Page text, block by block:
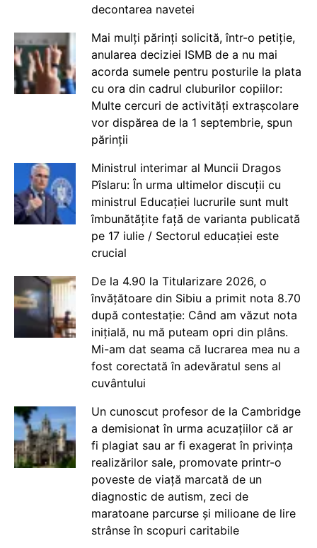
decontarea navetei
Mai mulți părinți solicită, într-o petiție,
anularea deciziei ISMB de a nu mai
acorda sumele pentru posturile la plata
cu ora din cadrul cluburilor copiilor:
Multe cercuri de activități extrașcolare
vor dispărea de la 1 septembrie, spun
părinții
Ministrul interimar al Muncii Dragos
Pîslaru: În urma ultimelor discuții cu
ministrul Educației lucrurile sunt mult
îmbunătățite față de varianta publicată
pe 17 iulie / Sectorul educației este
crucial
De la 4.90 la Titularizare 2026, o
învățătoare din Sibiu a primit nota 8.70
după contestație: Când am văzut nota
inițială, nu mă puteam opri din plâns.
Mi-am dat seama că lucrarea mea nu a
fost corectată în adevăratul sens al
cuvântului
Un cunoscut profesor de la Cambridge
a demisionat în urma acuzațiilor că ar
fi plagiat sau ar fi exagerat în privința
realizărilor sale, promovate printr-o
poveste de viață marcată de un
diagnostic de autism, zeci de
maratoane parcurse și milioane de lire
strânse în scopuri caritabile